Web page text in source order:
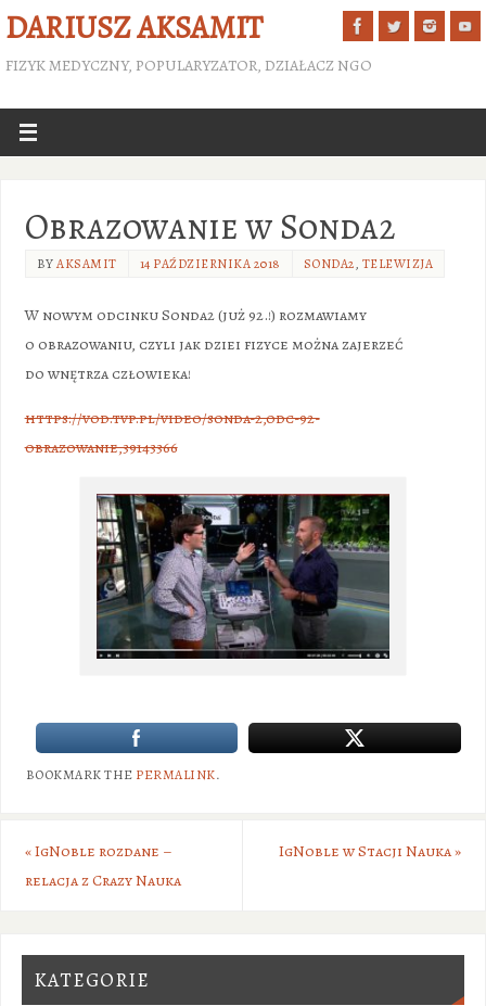
DARIUSZ AKSAMIT
FIZYK MEDYCZNY, POPULARYZATOR, DZIAŁACZ NGO
Obrazowanie w Sonda2
BYAKSAMIT 14 PAŹDZIERNIKA 2018 SONDA2, TELEWIZJA
W nowym odcinku Sonda2 (już 92.!) rozmawiamy
o obrazowaniu, czyli jak dziei fizyce można zajerzeć
do wnętrza człowieka!
https://vod.tvp.pl/video/sonda-2,odc-92-
obrazowanie,39143366
BOOKMARK THE PERMALINK.
«IgNoble rozdane –
relacja z Crazy Nauka
IgNoble w Stacji Nauka»
KATEGORIE